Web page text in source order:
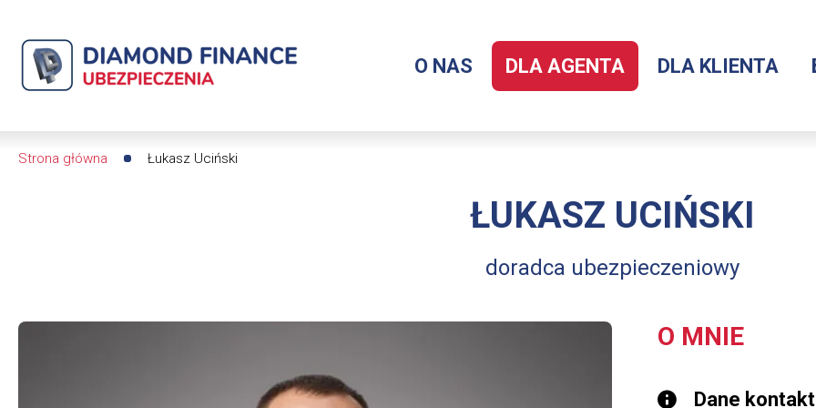
Łukasz
Uciński
Diamond
Menu
O NAS DLA AGENTA DLA KLIENTA
Strona główna Łukasz Uciński
ŁUKASZ UCIŃSKI
doradca ubezpieczeniowy
O MNIE
Dane